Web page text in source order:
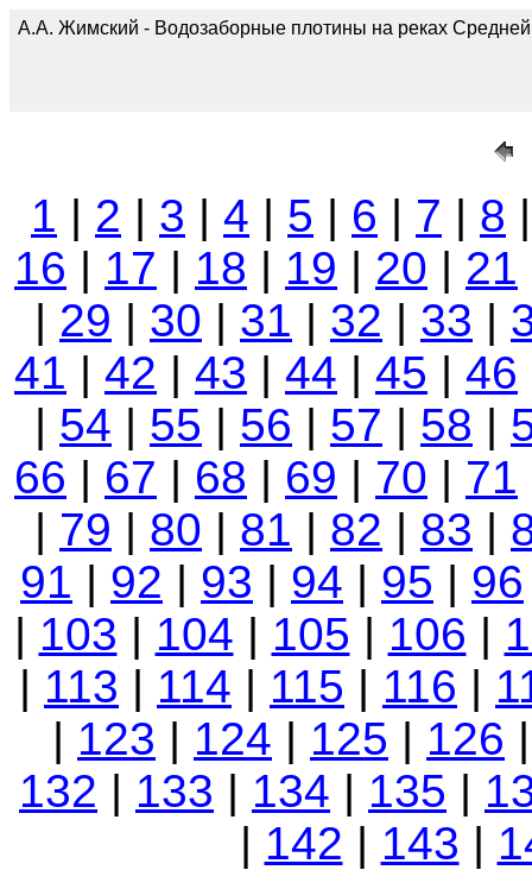
А.А. Жимский - Водозаборные плотины на реках
1 | 2 | 3 | 4 | 5 | 6 | 7 | 8
16 | 17 | 18 | 19 | 20 | 21
| 29 | 30 | 31 | 32 | 33 |
41 | 42 | 43 | 44 | 45 | 46
| 54 | 55 | 56 | 57 | 58 |
66 | 67 | 68 | 69 | 70 | 71
| 79 | 80 | 81 | 82 | 83 |
91 | 92 | 93 | 94 | 95 | 96
| 103 | 104 | 105 | 106 |
| 113 | 114 | 115 | 116 |
| 123 | 124 | 125 | 126
132 | 133 | 134 | 135 |
| 142 | 143 |